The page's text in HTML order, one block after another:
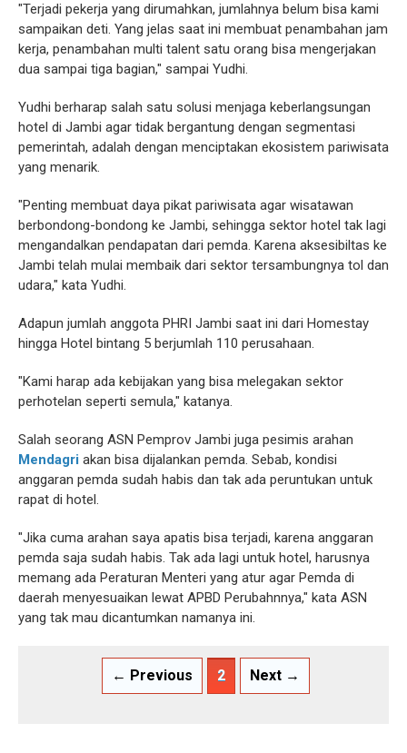
"Terjadi pekerja yang dirumahkan, jumlahnya belum bisa kami
sampaikan deti. Yang jelas saat ini membuat penambahan jam
kerja, penambahan multi talent satu orang bisa mengerjakan
dua sampai tiga bagian," sampai Yudhi.
Yudhi berharap salah satu solusi menjaga keberlangsungan
hotel di Jambi agar tidak bergantung dengan segmentasi
pemerintah, adalah dengan menciptakan ekosistem pariwisata
yang menarik.
"Penting membuat daya pikat pariwisata agar wisatawan
berbondong-bondong ke Jambi, sehingga sektor hotel tak lagi
mengandalkan pendapatan dari pemda. Karena aksesibiltas ke
Jambi telah mulai membaik dari sektor tersambungnya tol dan
udara," kata Yudhi.
Adapun jumlah anggota PHRI Jambi saat ini dari Homestay
hingga Hotel bintang 5 berjumlah 110 perusahaan.
"Kami harap ada kebijakan yang bisa melegakan sektor
perhotelan seperti semula," katanya.
Salah seorang ASN Pemprov Jambi juga pesimis arahan
Mendagri akan bisa dijalankan pemda. Sebab, kondisi
anggaran pemda sudah habis dan tak ada peruntukan untuk
rapat di hotel.
"Jika cuma arahan saya apatis bisa terjadi, karena anggaran
pemda saja sudah habis. Tak ada lagi untuk hotel, harusnya
memang ada Peraturan Menteri yang atur agar Pemda di
daerah menyesuaikan lewat APBD Perubahnnya," kata ASN
yang tak mau dicantumkan namanya ini.
← Previous 2 Next →